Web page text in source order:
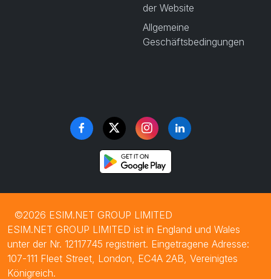
der Website
Allgemeine
Geschäftsbedingungen
©2026 ESIM.NET GROUP LIMITED
ESIM.NET GROUP LIMITED ist in England und Wales
unter der Nr. 12117745 registriert. Eingetragene Adresse:
107-111 Fleet Street, London, EC4A 2AB, Vereinigtes
Königreich.